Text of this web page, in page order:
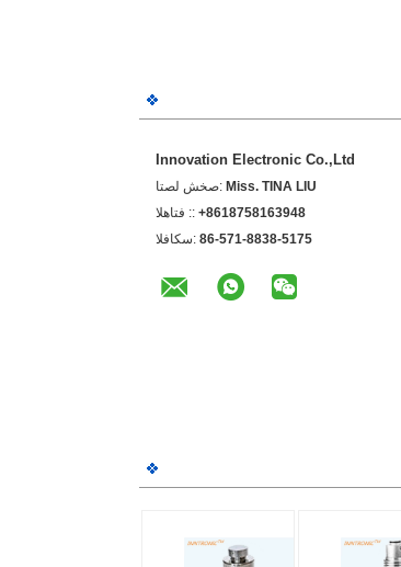
Innovation Electronic Co.,Ltd
اتصل شخص: Miss. TINA LIU
الهاتف :: +8618758163948
الفاكس: 86-571-8838-5175